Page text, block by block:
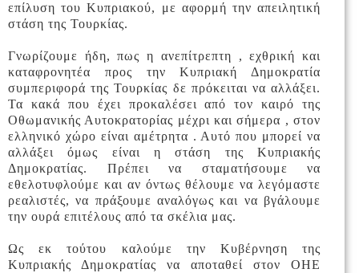
επίλυση του Κυπριακού, με αφορμή την απειλητική
στάση της Τουρκίας.
Γνωρίζουμε ήδη, πως η ανεπίτρεπτη , εχθρική και
καταφρονητέα προς την Κυπριακή Δημοκρατία
συμπεριφορά της Τουρκίας δε πρόκειται να αλλάξει.
Τα κακά που έχει προκαλέσει από τον καιρό της
Οθωμανικής Αυτοκρατορίας μέχρι και σήμερα , στον
ελληνικό χώρο είναι αμέτρητα . Αυτό που μπορεί να
αλλάξει όμως είναι η στάση της Κυπριακής
Δημοκρατίας. Πρέπει να σταματήσουμε να
εθελοτυφλούμε και αν όντως θέλουμε να λεγόμαστε
ρεαλιστές, να πράξουμε αναλόγως και να βγάλουμε
την ουρά επιτέλους από τα σκέλια μας.
Ως εκ τούτου καλούμε την Κυβέρνηση της
Κυπριακής Δημοκρατίας να αποταθεί στον ΟΗΕ